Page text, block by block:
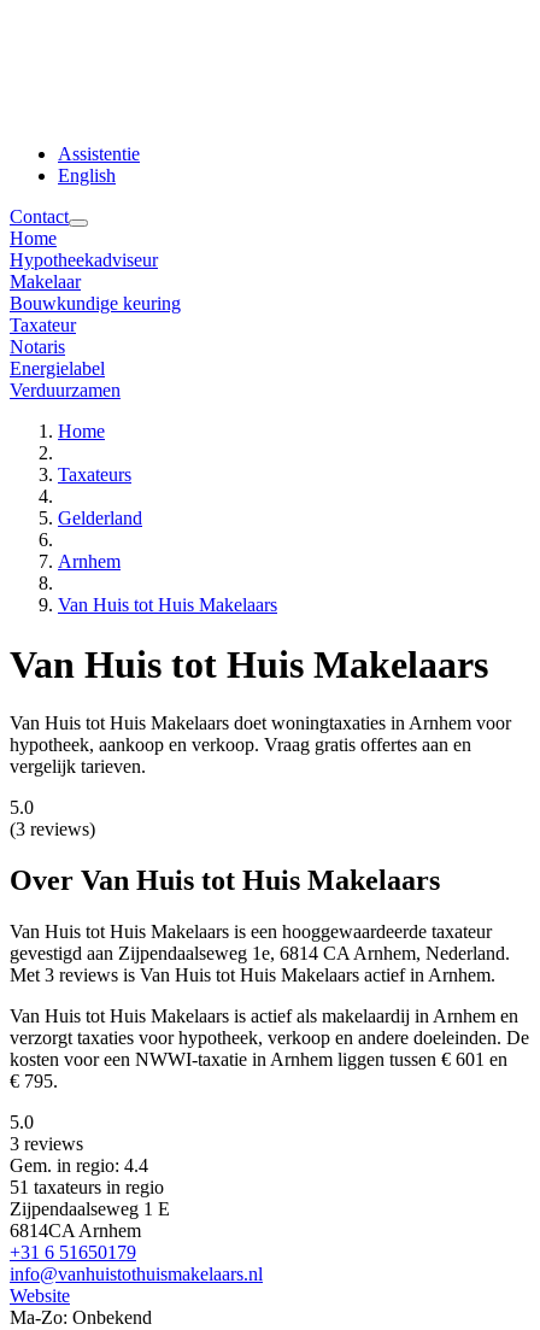
Assistentie
English
Contact
Home
Hypotheekadviseur
Makelaar
Bouwkundige keuring
Taxateur
Notaris
Energielabel
Verduurzamen
Home
Taxateurs
Gelderland
Arnhem
Van Huis tot Huis Makelaars
Van Huis tot Huis Makelaars
Van Huis tot Huis Makelaars doet woningtaxaties in Arnhem voor
hypotheek, aankoop en verkoop. Vraag gratis offertes aan en
vergelijk tarieven.
5.0
(3 reviews)
Over Van Huis tot Huis Makelaars
Van Huis tot Huis Makelaars is een hooggewaardeerde taxateur
gevestigd aan Zijpendaalseweg 1e, 6814 CA Arnhem, Nederland.
Met 3 reviews is Van Huis tot Huis Makelaars actief in Arnhem.
Van Huis tot Huis Makelaars is actief als makelaardij in Arnhem en
verzorgt taxaties voor hypotheek, verkoop en andere doeleinden. De
kosten voor een NWWI-taxatie in Arnhem liggen tussen € 601 en
€ 795.
5.0
3 reviews
Gem. in regio: 4.4
51 taxateurs in regio
Zijpendaalseweg 1 E
6814CA Arnhem
+31 6 51650179
info@vanhuistothuismakelaars.nl
Website
Ma-Zo: Onbekend